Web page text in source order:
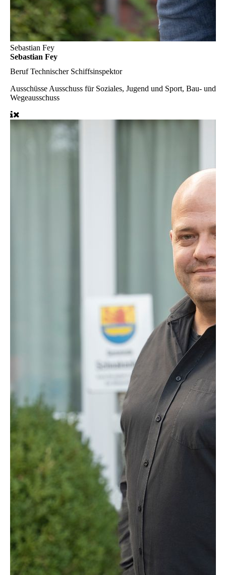
Sebastian Fey
Sebastian Fey
BerufTechnischer Schiffsinspektor
Ausschüsse Ausschuss für Soziales, Jugend und Sport, Bau- und
Wegeausschuss